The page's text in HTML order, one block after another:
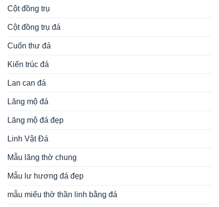
Cột đồng trụ
Cột đồng trụ đá
Cuốn thư đá
Kiến trúc đá
Lan can đá
Lăng mộ đá
Lăng mộ đá đẹp
Linh Vật Đá
Mẫu lăng thờ chung
Mẫu lư hương đá đẹp
mẫu miếu thờ thần linh bằng đá